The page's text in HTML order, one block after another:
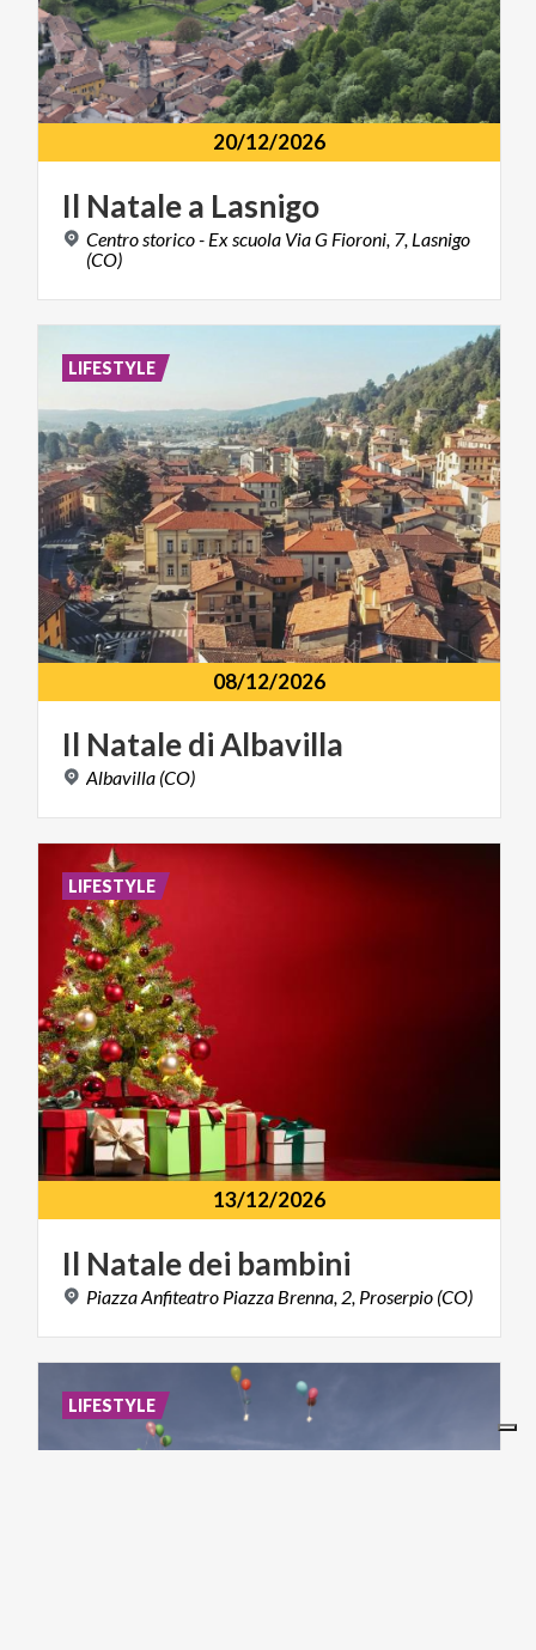
20/12/2026
Il Natalea Lasnigo
Centro storico - Ex scuola Via G Fioroni, 7, Lasnigo
(CO)
08/12/2026
Il NatalediAlbavilla
Albavilla (CO)
LIFESTYLE
13/12/2026
Il Nataledei bambini
PiazzaAnfiteatro Piazza Brenna, 2, Proserpio (CO)
LIFESTYLE
LIFESTYLE